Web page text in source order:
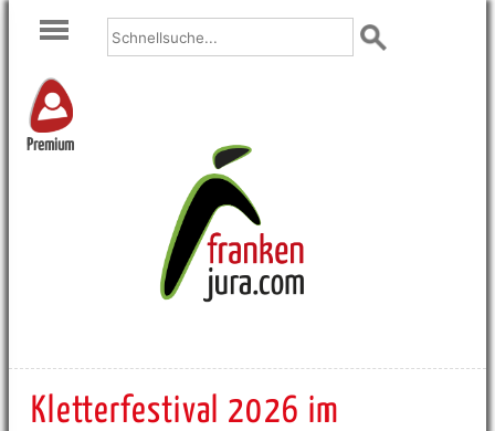
Premium
Kletterfestival 2026 im